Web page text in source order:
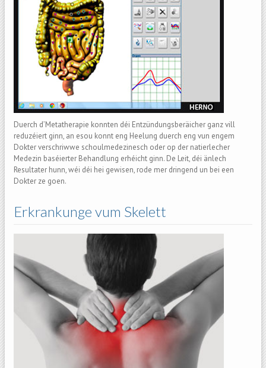
Duerch d’Metatherapie konnten déi Entzündungsberäicher ganz vill
reduzéiert ginn, an esou konnt eng Heelung duerch eng vun engem
Dokter verschriwwe schoulmedezinesch oder op der natierlecher
Medezin baséierter Behandlung erhéicht ginn. De Leit, déi änlech
Resultater hunn, wéi déi hei gewisen, rode mer dringend un bei een
Dokter ze goen.
Erkrankunge vum Skelett